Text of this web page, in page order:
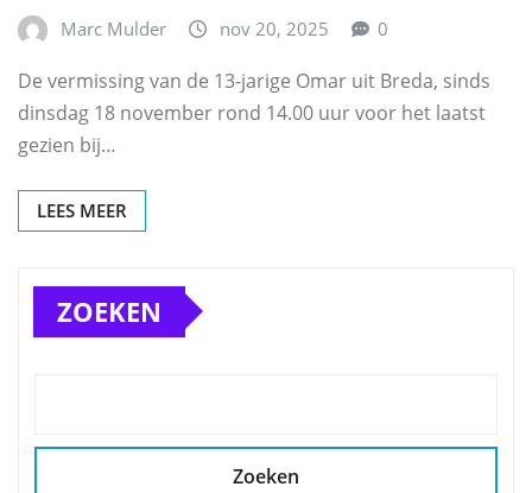
Marc Mulder nov 20, 2025 0
De vermissing van de 13-jarige Omar uit Breda, sinds
dinsdag 18 november rond 14.00 uur voor het laatst
gezien bij…
LEES MEER
ZOEKEN
Zoeken